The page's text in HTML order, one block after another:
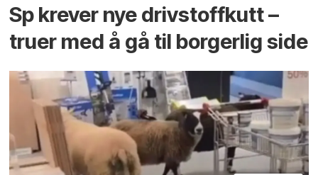
Sp krever nye drivstoffkutt –
truer med å gå til borgerlig side